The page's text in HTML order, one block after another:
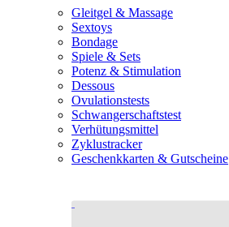
Gleitgel & Massage
Sextoys
Bondage
Spiele & Sets
Potenz & Stimulation
Dessous
Ovulationstests
Schwangerschaftstest
Verhütungsmittel
Zyklustracker
Geschenkkarten & Gutscheine